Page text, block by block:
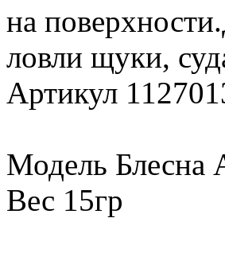
на
ловли щуки,
Артикул
Модель Блесна
Вес 15гр